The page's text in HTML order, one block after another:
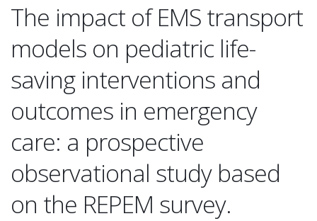
The impact of EMS transport
models on pediatric life-
saving interventions and
outcomes in emergency
care: a prospective
observational study based
on the REPEM survey.